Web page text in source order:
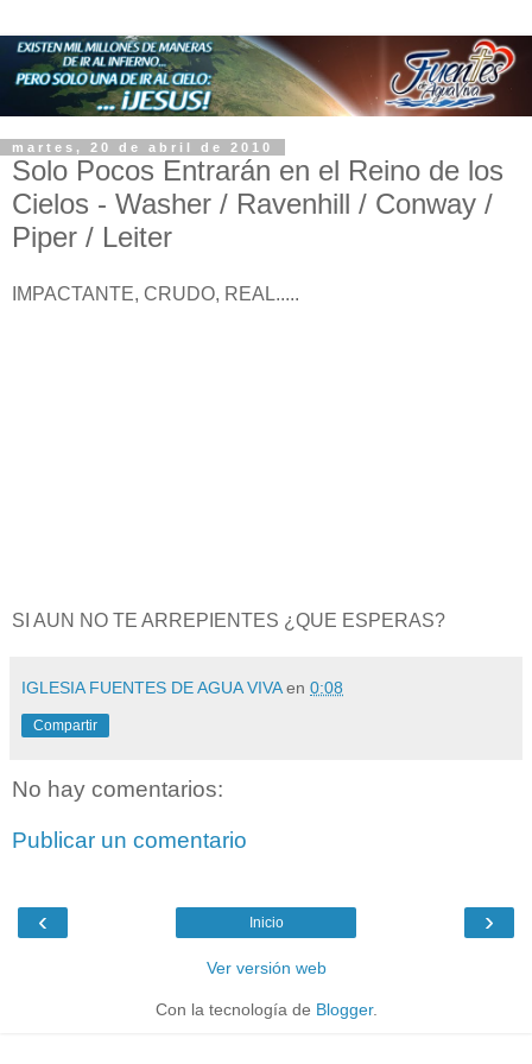
martes, 20 de abril de 2010
Solo Pocos Entrarán en el Reino de los
Cielos - Washer / Ravenhill / Conway /
Piper / Leiter
IMPACTANTE, CRUDO, REAL.....
SI AUN NO TE ARREPIENTES ¿QUE ESPERAS?
IGLESIA FUENTES DE AGUA VIVA en 0:08
Compartir
No hay comentarios:
Publicar un comentario
‹ ›
Inicio
Ver versión web
Con la tecnología de Blogger.